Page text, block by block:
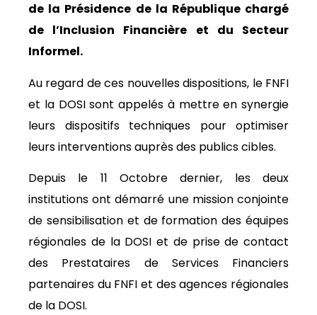
de la Présidence de la République chargé
de l’Inclusion Financière et du Secteur
Informel.
Au regard de ces nouvelles dispositions, le FNFI
et la DOSI sont appelés à mettre en synergie
leurs dispositifs techniques pour optimiser
leurs interventions auprès des publics cibles.
Depuis le 11 Octobre dernier, les deux
institutions ont démarré une mission conjointe
de sensibilisation et de formation des équipes
régionales de la DOSI et de prise de contact
des Prestataires de Services Financiers
partenaires du FNFI et des agences régionales
de la DOSI.